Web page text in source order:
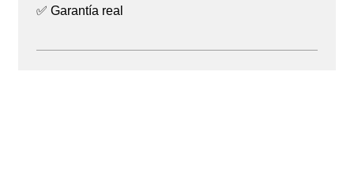
✅ Garantía real